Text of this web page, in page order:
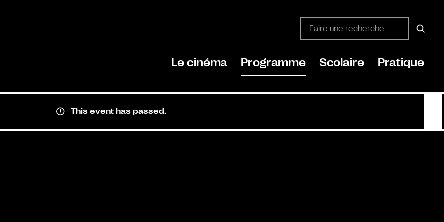
Le cinéma Programme Scolaire Pratique
This event has passed.